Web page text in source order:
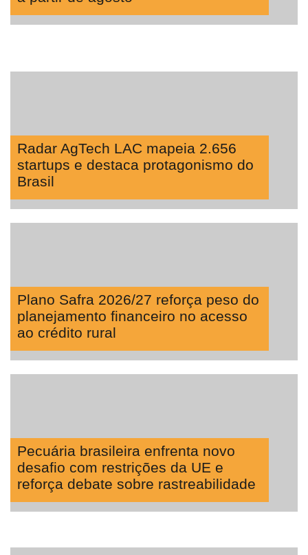
Radar AgTech LAC mapeia 2.656
startups e destaca protagonismo do
Brasil
Plano Safra 2026/27 reforça peso do
planejamento financeiro no acesso
ao crédito rural
Pecuária brasileira enfrenta novo
desafio com restrições da UE e
reforça debate sobre rastreabilidade